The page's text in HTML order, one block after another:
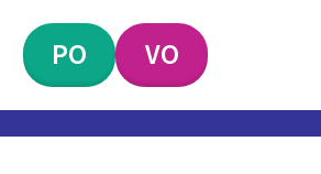
PO VO